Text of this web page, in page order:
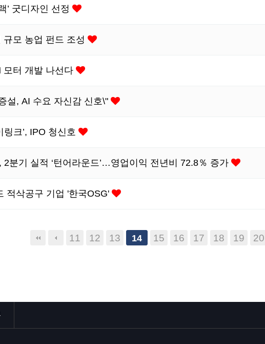
’ 굿디자인 선정
모 농업 펀드 조성
터 개발 나선다
설, AI 수요 자신감 신호\"
크’, IPO 청신호
2분기 실적 ‘턴어라운드’…영업이익 전년비 72.8％ 증가
적삭공구 기업 '한국OSG'
11 12 13 14 15 16 17 18 19 20
맨끝